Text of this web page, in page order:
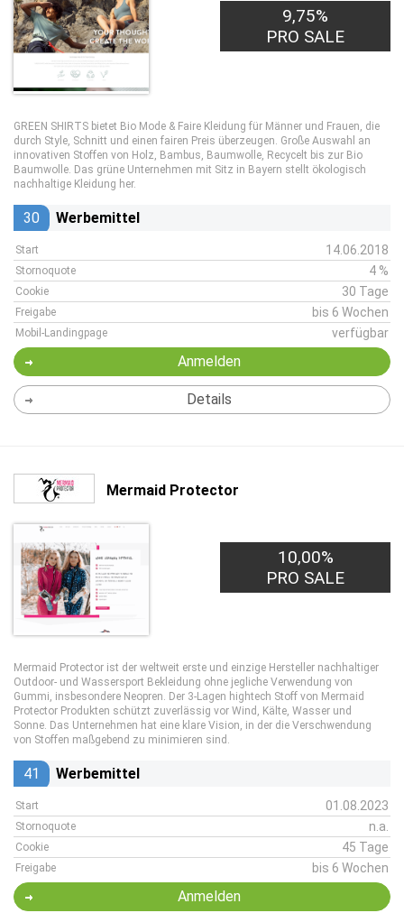
9,75%
PRO SALE
GREEN SHIRTS bietet Bio Mode & Faire Kleidung für Männer und Frauen, die
durch Style, Schnitt und einen fairen Preis überzeugen. Große Auswahl an
innovativen Stoffen von Holz, Bambus, Baumwolle, Recycelt bis zur Bio
Baumwolle. Das grüne Unternehmen mit Sitz in Bayern stellt ökologisch
nachhaltige Kleidung her.
30 Werbemittel
Start 14.06.2018
Stornoquote 4 %
Cookie 30 Tage
Freigabe bis 6 Wochen
Mobil-Landingpage verfügbar
Anmelden
Details
Mermaid Protector
10,00%
PRO SALE
Mermaid Protector ist der weltweit erste und einzige Hersteller nachhaltiger
Outdoor- und Wassersport Bekleidung ohne jegliche Verwendung von
Gummi, insbesondere Neopren. Der 3-Lagen hightech Stoff von Mermaid
Protector Produkten schützt zuverlässig vor Wind, Kälte, Wasser und
Sonne. Das Unternehmen hat eine klare Vision, in der die Verschwendung
von Stoffen maßgebend zu minimieren sind.
41 Werbemittel
Start 01.08.2023
Stornoquote n.a.
Cookie 45 Tage
Freigabe bis 6 Wochen
Anmelden